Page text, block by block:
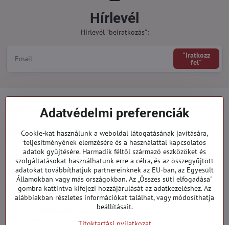
Hírlevél
Hírlevél "beiratkozás":
"Iratkozz
fel"
Minden a vásárlásról
Megrendelések
Kategóriák
919 060 751
Hétfő - Péntek: 09:00 - 15:00 hod.
Adatvédelmi preferenciák
Cookie-kat használunk a weboldal látogatásának javítására,
teljesítményének elemzésére és a használattal kapcsolatos
adatok gyűjtésére. Harmadik féltől származó eszközöket és
szolgáltatásokat használhatunk erre a célra, és az összegyűjtött
adatokat továbbíthatjuk partnereinknek az EU-ban, az Egyesült
Államokban vagy más országokban. Az „Összes süti elfogadása"
gombra kattintva kifejezi hozzájárulását az adatkezeléshez. Az
alábbiakban részletes információkat találhat, vagy módosíthatja
beállításait.